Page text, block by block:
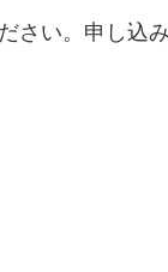
さい。申し込